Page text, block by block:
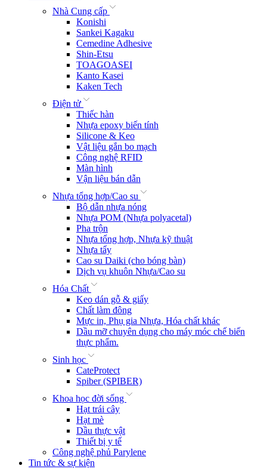
Nhà Cung cấp
Konishi
Sankei Kagaku
Cemedine Adhesive
Shin-Etsu
TOAGOASEI
Kanto Kasei
Kaken Tech
Điện tử
Thiếc hàn
Nhựa epoxy biến tính
Silicone & Keo
Vật liệu gắn bo mạch
Công nghệ RFID
Màn hình
Vận liệu bán dẫn
Nhựa tổng hợp/Cao su
Bộ dẫn nhựa nóng
Nhựa POM (Nhựa polyacetal)
Pha trộn
Nhựa tổng hợp, Nhựa kỹ thuật
Nhựa tẩy
Cao su Daiki (cho bóng bàn)
Dịch vụ khuôn Nhựa/Cao su
Hóa Chất
Keo dán gỗ & giấy
Chất làm đông
Mực in, Phụ gia Nhựa, Hóa chất khác
Dầu mỡ chuyên dụng cho máy móc chế biến
thực phẩm.
Sinh học
CateProtect
Spiber (SPIBER)
Khoa học đời sống
Hạt trái cây
Hạt mè
Dầu thực vật
Thiết bị y tế
Công nghệ phủ Parylene
Tin tức & sự kiện